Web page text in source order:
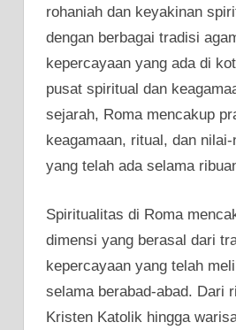
rohaniah dan keyakinan
dengan berbagai tradisi
kepercayaan yang ada di
pusat spiritual dan
sejarah, Roma mencakup
keagamaan, ritual, dan
yang telah ada selama
Spiritualitas di Roma
dimensi yang berasal dari
kepercayaan yang telah
selama berabad-abad. Dari
Kristen Katolik hingga